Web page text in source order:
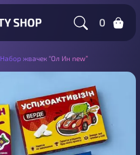
0
Набор жвачек “Ол Ин new”